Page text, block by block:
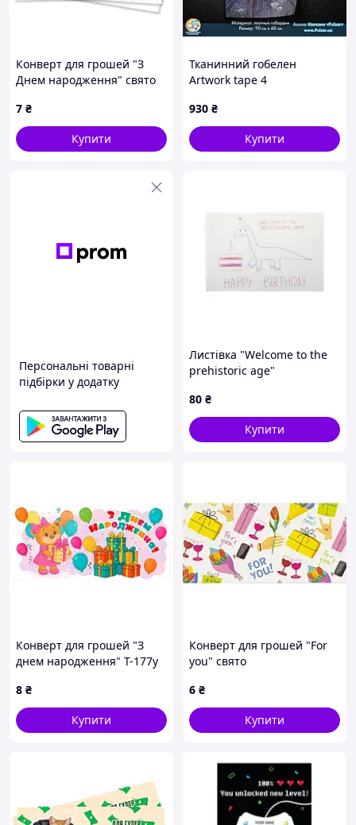
Конверт для грошей "З
Днем народження" свято
7 ₴
Купити
Тканинний гобелен
Artwork tape 4
930 ₴
Купити
Персональні товарні
підбірки у додатку
Листівка "Welcome to the
prehistoric age"
80 ₴
Купити
Конверт для грошей "З
днем народження" Т-177у
8 ₴
Купити
Конверт для грошей "For
you" свято
6 ₴
Купити